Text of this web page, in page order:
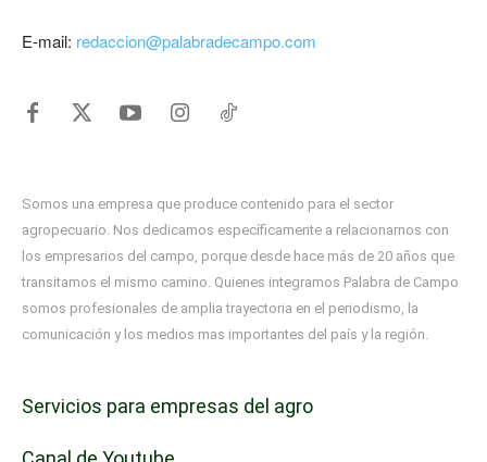
E-mail: redaccion@palabradecampo.com
Somos una empresa que produce contenido para el sector
agropecuario. Nos dedicamos específicamente a relacionarnos con
los empresarios del campo, porque desde hace más de 20 años que
transitamos el mismo camino. Quienes integramos Palabra de Campo
somos profesionales de amplia trayectoria en el periodismo, la
comunicación y los medios mas importantes del país y la región.
Servicios para empresas del agro